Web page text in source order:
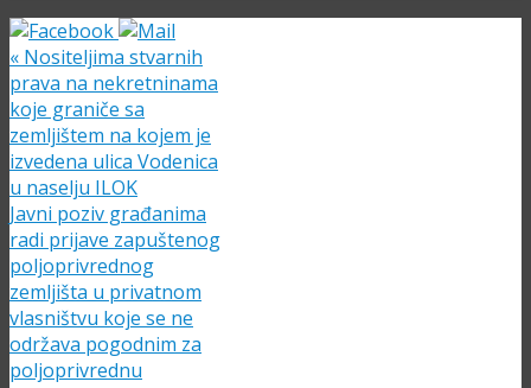
« Nositeljima stvarnih
prava na nekretninama
koje graniče sa
zemljištem na kojem je
izvedena ulica Vodenica
u naselju ILOK
Javni poziv građanima
radi prijave zapuštenog
poljoprivrednog
zemljišta u privatnom
vlasništvu koje se ne
održava pogodnim za
poljoprivrednu